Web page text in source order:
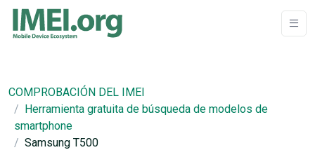
COMPROBACIÓN DEL IMEI
Herramienta gratuita de búsqueda de modelos de
smartphone
Samsung T500